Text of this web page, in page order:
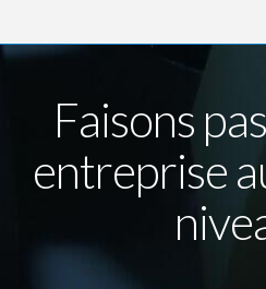
Faisons
entreprise